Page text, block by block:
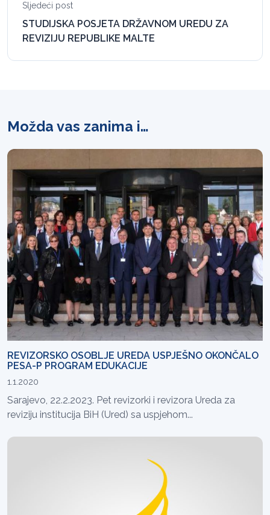
Sljedeći post
STUDIJSKA POSJETA DRŽAVNOM UREDU ZA
REVIZIJU REPUBLIKE MALTE
Možda vas zanima i…
REVIZORSKO OSOBLJE UREDA USPJEŠNO OKONČALO
PESA-P PROGRAM EDUKACIJE
1.1.2020
Sarajevo, 22.2.2023. Pet revizorki i revizora Ureda za
reviziju institucija BiH (Ured) sa uspjehom...